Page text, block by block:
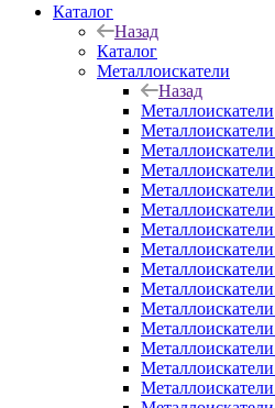
Каталог
Назад
Каталог
Металлоискатели
Назад
Металлоискатели